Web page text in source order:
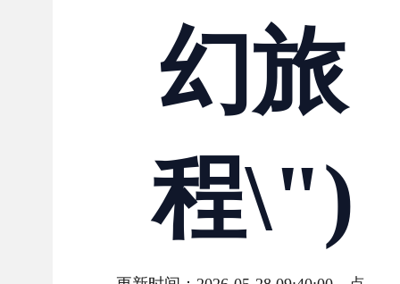
幻旅
程\")